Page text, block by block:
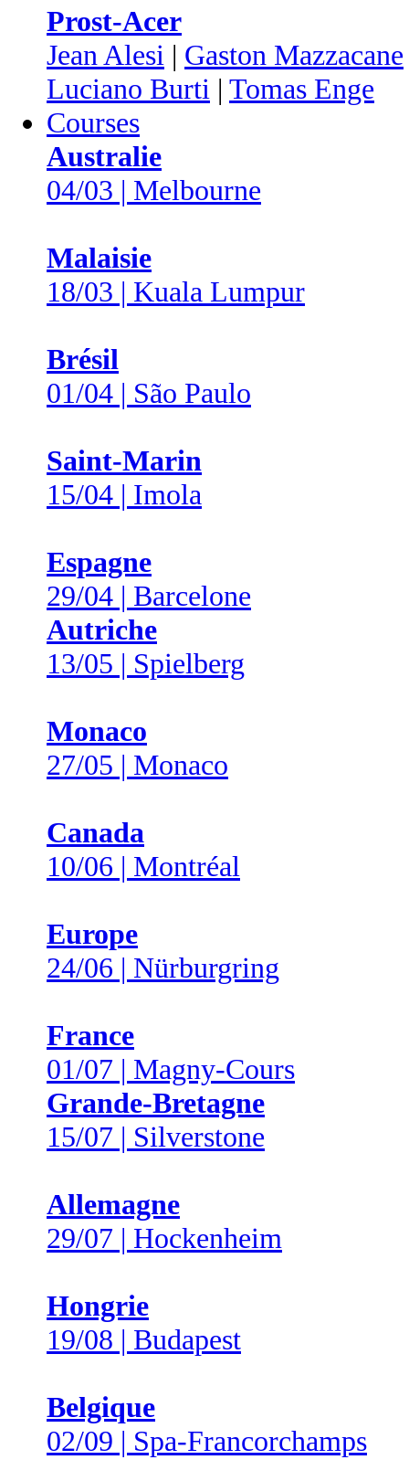
Prost-Acer
Jean Alesi | Gaston Mazzacane
Luciano Burti | Tomas Enge
Courses
Australie
04/03 | Melbourne
Malaisie
18/03 | Kuala Lumpur
Brésil
01/04 | São Paulo
Saint-Marin
15/04 | Imola
Espagne
29/04 | Barcelone
Autriche
13/05 | Spielberg
Monaco
27/05 | Monaco
Canada
10/06 | Montréal
Europe
24/06 | Nürburgring
France
01/07 | Magny-Cours
Grande-Bretagne
15/07 | Silverstone
Allemagne
29/07 | Hockenheim
Hongrie
19/08 | Budapest
Belgique
02/09 | Spa-Francorchamps